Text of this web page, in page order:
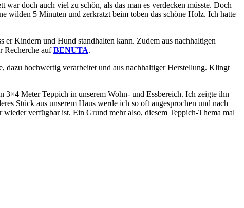
doch auch viel zu schön, als das man es verdecken müsste. Doch
wilden 5 Minuten und zerkratzt beim toben das schöne Holz. Ich hatte
Kindern und Hund standhalten kann. Zudem aus nachhaltigen
Recherche aufBENUTA.
dazu hochwertig verarbeitet und aus nachhaltiger Herstellung. Klingt
3×4 Meter Teppich in unserem Wohn- und Essbereich. Ich zeigte ihn
Stück aus unserem Haus werde ich so oft angesprochen und nach
verfügbar ist. Ein Grund mehr also, diesem Teppich-Thema mal